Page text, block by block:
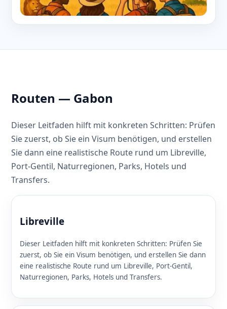
Routen — Gabon
Dieser Leitfaden hilft mit konkreten Schritten: Prüfen
Sie zuerst, ob Sie ein Visum benötigen, und erstellen
Sie dann eine realistische Route rund um Libreville,
Port-Gentil, Naturregionen, Parks, Hotels und
Transfers.
Libreville
Dieser Leitfaden hilft mit konkreten Schritten: Prüfen Sie
zuerst, ob Sie ein Visum benötigen, und erstellen Sie dann
eine realistische Route rund um Libreville, Port-Gentil,
Naturregionen, Parks, Hotels und Transfers.